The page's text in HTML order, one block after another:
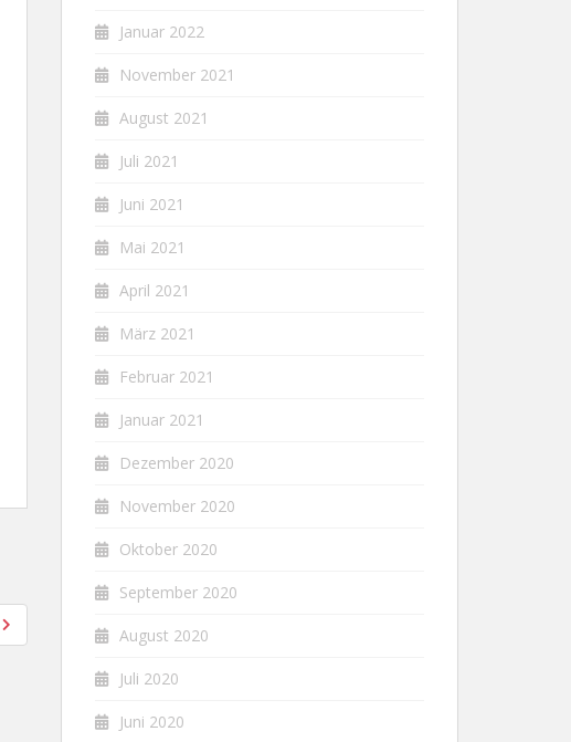
Januar 2022
November 2021
August 2021
Juli 2021
Juni 2021
Mai 2021
April 2021
März 2021
Februar 2021
Januar 2021
Dezember 2020
November 2020
Oktober 2020
September 2020
August 2020
Juli 2020
Juni 2020